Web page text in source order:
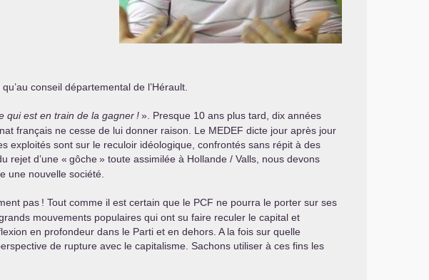
conseil départemental de l’Hérault.
qui est en train de la gagner !». Presque 10 ans plus tard, dix années
français ne cesse de lui donner raison. Le MEDEF dicte jour après jour
exploités sont sur le reculoir idéologique, confrontés sans répit à des
rejet d’une « gôche» toute assimilée à Hollande / Valls, nous devons
une nouvelle société.
pas ! Tout comme il est certain que le PCF ne pourra le porter sur ses
mouvements populaires qui ont su faire reculer le capital et
en profondeur dans le Parti et en dehors. A la fois sur quelle
de rupture avec le capitalisme. Sachons utiliser à ces fins les